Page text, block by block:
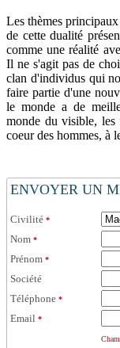
Les thèmes
de cette dualité
comme une réalité
Il ne s'agit pas de
clan d'individus qui
faire partie d'une
le monde a de
monde du visible, les
coeur des hommes, à
ENVOYER UN
Civilité *
Nom *
Prénom *
Société
Téléphone *
Email *